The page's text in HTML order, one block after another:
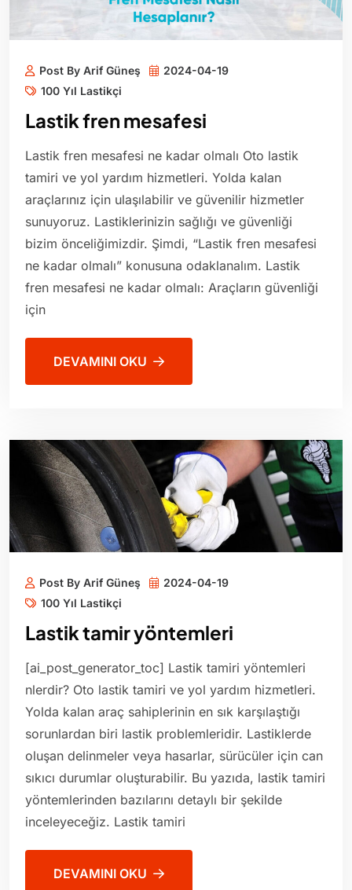
Post By Arif Güneş
2024-04-19
100 Yıl Lastikçi
Lastik fren mesafesi
Lastik fren mesafesi ne kadar olmalı Oto lastik
tamiri ve yol yardım hizmetleri. Yolda kalan
araçlarınız için ulaşılabilir ve güvenilir hizmetler
sunuyoruz. Lastiklerinizin sağlığı ve güvenliği
bizim önceliğimizdir. Şimdi, “Lastik fren mesafesi
ne kadar olmalı” konusuna odaklanalım. Lastik
fren mesafesi ne kadar olmalı: Araçların güvenliği
için
DEVAMINI OKU
Post By Arif Güneş
2024-04-19
100 Yıl Lastikçi
Lastik tamir yöntemleri
[ai_post_generator_toc] Lastik tamiri yöntemleri
nlerdir? Oto lastik tamiri ve yol yardım hizmetleri.
Yolda kalan araç sahiplerinin en sık karşılaştığı
sorunlardan biri lastik problemleridir. Lastiklerde
oluşan delinmeler veya hasarlar, sürücüler için can
sıkıcı durumlar oluşturabilir. Bu yazıda, lastik tamiri
yöntemlerinden bazılarını detaylı bir şekilde
inceleyeceğiz. Lastik tamiri
DEVAMINI OKU